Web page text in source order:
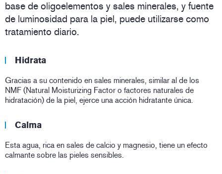
base de oligoelementos y sales minerales, y fuente
de luminosidad para la piel, puede utilizarse como
tratamiento diario.
Hidrata
Gracias a su contenido en sales minerales, similar al de los
NMF (Natural Moisturizing Factor o factores naturales de
hidratación) de la piel, ejerce una acción hidratante única.
Calma
Esta agua, rica en sales de calcio y magnesio, tiene un efecto
calmante sobre las pieles sensibles.